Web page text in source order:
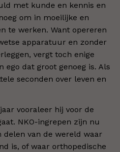
met kunde en kennis en
om in moeilijke en
te werken. Want opereren
apparatuur en zonder
vergt toch enige
ego dat groot genoeg is. Als
seconden over leven en
vooraleer hij voor de
NKO-ingrepen zijn nu
van de wereld waar
is, of waar orthopedische